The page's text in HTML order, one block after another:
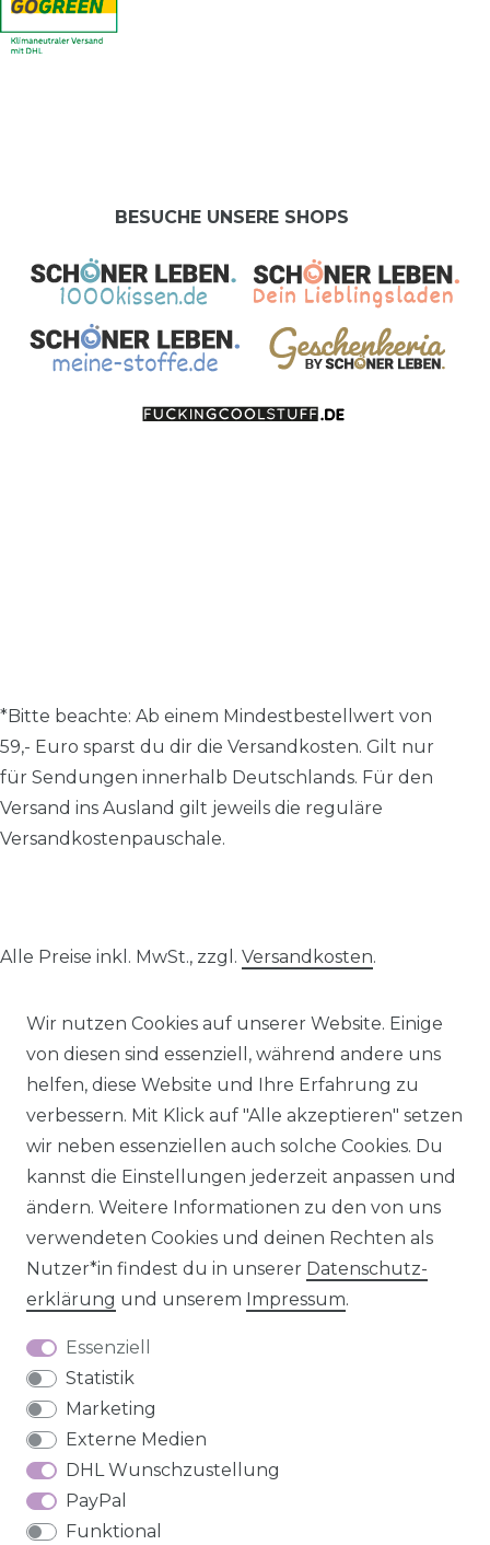
BESUCHE UNSERE SHOPS
Wir nutzen Cookies auf unserer Website. Einige
von diesen sind essenziell, während andere uns
helfen, diese Website und Ihre Erfahrung zu
verbessern. Mit Klick auf "Alle akzeptieren" setzen
wir neben essenziellen auch solche Cookies. Du
kannst die Einstellungen jederzeit anpassen und
ändern. Weitere Informationen zu den von uns
verwendeten Cookies und deinen Rechten als
Nutzer*in findest du in unserer Daten­schutz­
erklärung und unserem Impressum.
Essenziell
Statistik
Marketing
Externe Medien
DHL Wunschzustellung
PayPal
Funktional
*Bitte beachte: Ab einem Mindestbestellwert von
59,- Euro sparst du dir die Versandkosten. Gilt nur
für Sendungen innerhalb Deutschlands. Für den
Versand ins Ausland gilt jeweils die reguläre
Versandkostenpauschale.
Alle Preise inkl. MwSt., zzgl. Versandkosten.
Impressum Daten­schutz­erklärung AGB
Barrierefreiheitserklärung Widerrufs­recht
VERTRAG WIDERRUFEN